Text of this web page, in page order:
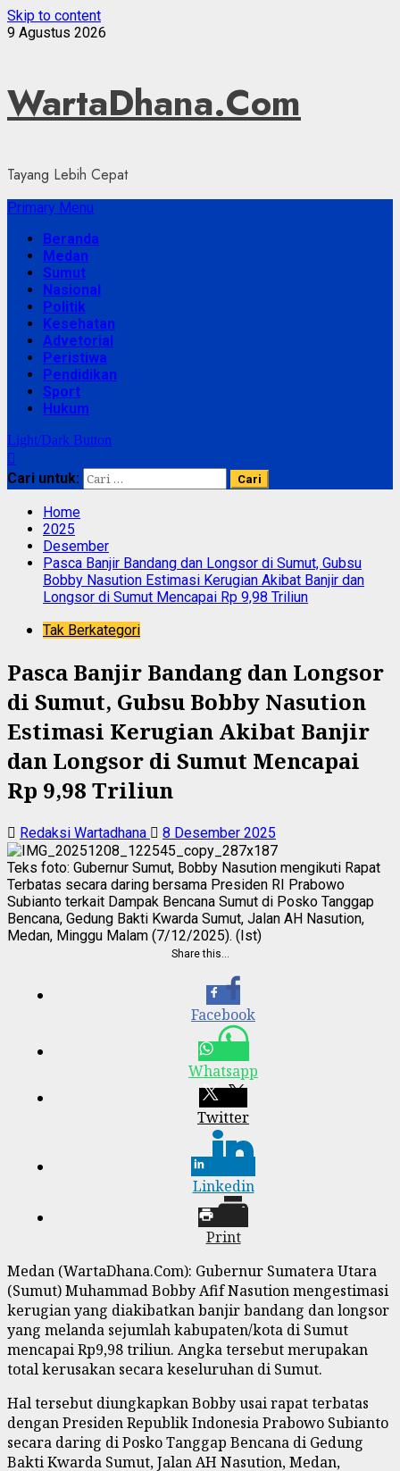
Skip to content
9 Agustus 2026
WartaDhana.Com
Tayang Lebih Cepat
Primary Menu
Beranda
Medan
Sumut
Nasional
Politik
Kesehatan
Advetorial
Peristiwa
Pendidikan
Sport
Hukum
Light/Dark Button
Cari untuk:
Home
2025
Desember
Pasca Banjir Bandang dan Longsor di Sumut, Gubsu
Bobby Nasution Estimasi Kerugian Akibat Banjir dan
Longsor di Sumut Mencapai Rp 9,98 Triliun
Tak Berkategori
Pasca Banjir Bandang dan Longsor
di Sumut, Gubsu Bobby Nasution
Estimasi Kerugian Akibat Banjir
dan Longsor di Sumut Mencapai
Rp 9,98 Triliun
Redaksi Wartadhana 8 Desember 2025
Teks foto: Gubernur Sumut, Bobby Nasution mengikuti Rapat
Terbatas secara daring bersama Presiden RI Prabowo
Subianto terkait Dampak Bencana Sumut di Posko Tanggap
Bencana, Gedung Bakti Kwarda Sumut, Jalan AH Nasution,
Medan, Minggu Malam (7/12/2025). (Ist)
Share this…
Facebook
Whatsapp
Twitter
Linkedin
Print
Medan (WartaDhana.Com): Gubernur Sumatera Utara
(Sumut) Muhammad Bobby Afif Nasution mengestimasi
kerugian yang diakibatkan banjir bandang dan longsor
yang melanda sejumlah kabupaten/kota di Sumut
mencapai Rp9,98 triliun. Angka tersebut merupakan
total kerusakan secara keseluruhan di Sumut.
Hal tersebut diungkapkan Bobby usai rapat terbatas
dengan Presiden Republik Indonesia Prabowo Subianto
secara daring di Posko Tanggap Bencana di Gedung
Bakti Kwarda Sumut, Jalan AH Nasution, Medan,